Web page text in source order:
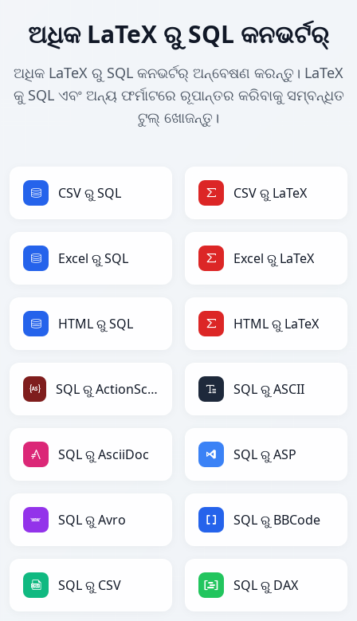
ଅଧିକ LaTeX ରୁ SQL କନଭର୍ଟର୍
ଅଧିକ LaTeX ରୁ SQL କନଭର୍ଟର୍ ଅନ୍ବେଷଣ କରନ୍ତୁ। LaTeX
କୁ SQL ଏବଂ ଅନ୍ୟ ଫର୍ମାଟରେ ରୂପାନ୍ତର କରିବାକୁ ସମ୍ବନ୍ଧିତ
ଟୁଲ୍ ଖୋଜନ୍ତୁ।
CSV ରୁ SQL CSV ରୁ LaTeX
Excel ରୁ SQL Excel ରୁ LaTeX
HTML ରୁ SQL HTML ରୁ LaTeX
SQL ରୁ ActionScript SQL ରୁ ASCII
SQL ରୁ AsciiDoc SQL ରୁ ASP
SQL ରୁ Avro SQL ରୁ BBCode
SQL ରୁ CSV SQL ରୁ DAX